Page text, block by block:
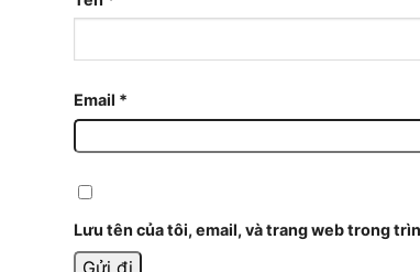
Email *
Lưu tên của tôi, email, và trang web trong